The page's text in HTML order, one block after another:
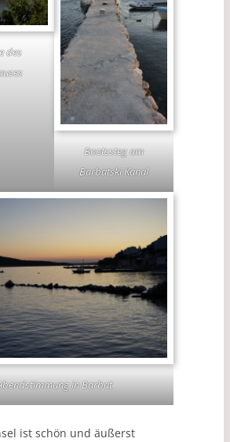
des
Bootssteg am
Barbatski Kanal
in Barbat
ist schön und äußerst